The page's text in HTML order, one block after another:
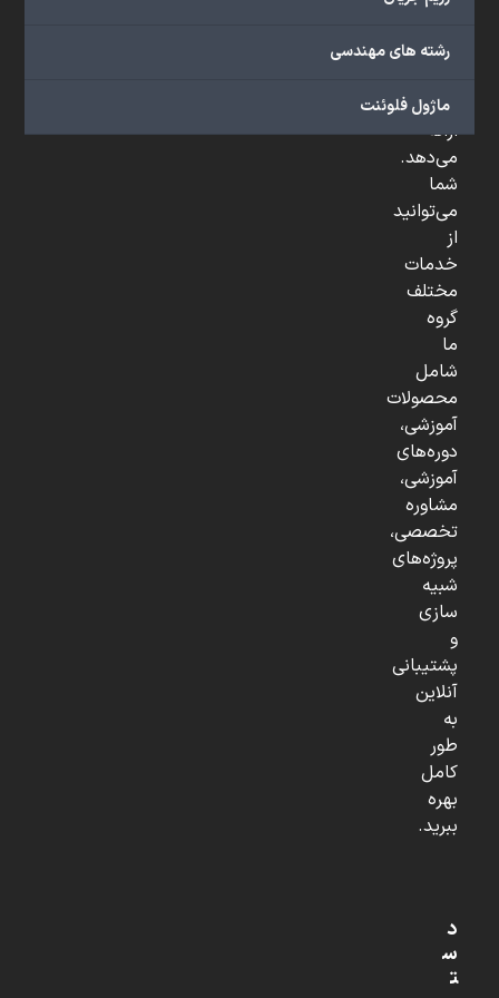
رشته های مهندسی
ماژول فلوئنت
صنعتی
...
ارائه
می‌دهد.
شما
می‌توانید
از
خدمات
مختلف
گروه
ما
شامل
محصولات
آموزشی،
دوره‌های
آموزشی،
مشاوره
تخصصی،
پروژه‌های
شبیه
سازی
و
پشتیبانی
آنلاین
به
طور
کامل
بهره
ببرید.
د
س
ت